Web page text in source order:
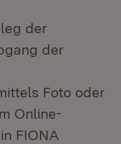
der
der
Foto oder
Online-
FIONA